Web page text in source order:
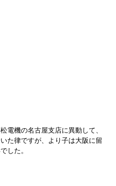
電機の名古屋支店に異動して、
た律ですが、より子は大阪に留
した。